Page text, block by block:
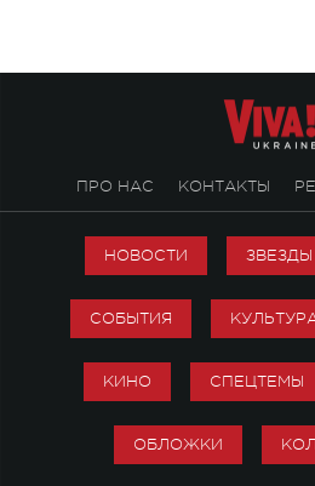
ПРО НАС КОНТАКТЫ
НОВОСТИ ЗВЕЗДЫ
СОБЫТИЯ
КИНО СПЕЦТЕМЫ
ОБЛОЖКИ